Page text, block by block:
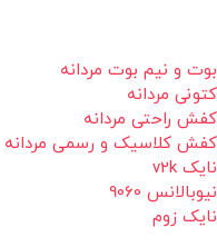
بوت و نیم بوت مردانه
کتونی مردانه
کفش راحتی مردانه
کفش کلاسیک و رسمی مردانه
نایک v2k
نیوبالانس 9060
نایک زوم